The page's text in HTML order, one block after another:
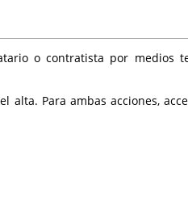
o contratista por medios
alta. Para ambas acciones,